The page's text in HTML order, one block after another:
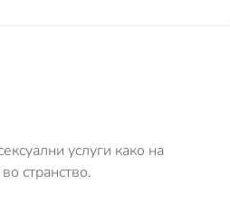
услуги како на
странство.